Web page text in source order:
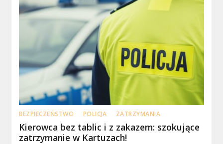
BEZPIECZEŃSTWO POLICJA ZATRZYMANIA
Kierowca bez tablic i z zakazem: szokujące
zatrzymanie w Kartuzach!